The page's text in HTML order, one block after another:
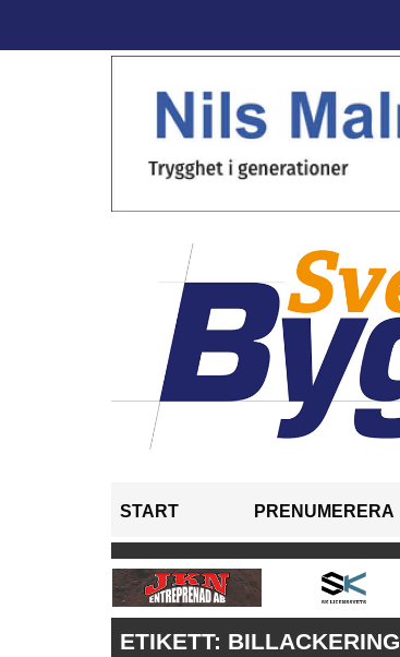
START PRENUMERERA
ETIKETT: BILLACKERING